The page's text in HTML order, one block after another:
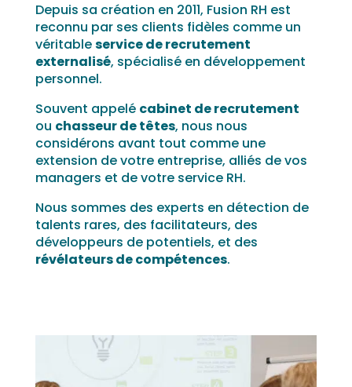
Depuis sa création en 2011, Fusion RH est
reconnu par ses clients fidèles comme un
véritableservice de recrutement
externalisé, spécialisé en développement
personnel.
Souvent appelé cabinet de recrutement
ou chasseur de têtes, nous nous
considérons avant tout comme une
extension de votre entreprise, alliés de vos
managers et de votre service RH.
Nous sommes des experts en détection de
talents rares, des facilitateurs, des
développeurs de potentiels, et des
révélateurs de compétences.